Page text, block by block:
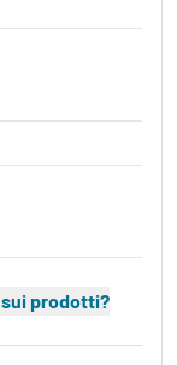
sui prodotti?